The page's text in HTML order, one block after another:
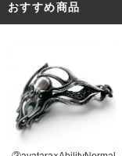
おすすめ商品